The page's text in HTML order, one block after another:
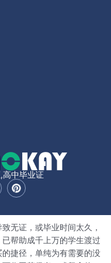
高中毕业证
P
i
n
r
e
s
t
无证，或毕业时间太久，
帮助成千上万的学生渡过
捷径，单纯为有需要的没